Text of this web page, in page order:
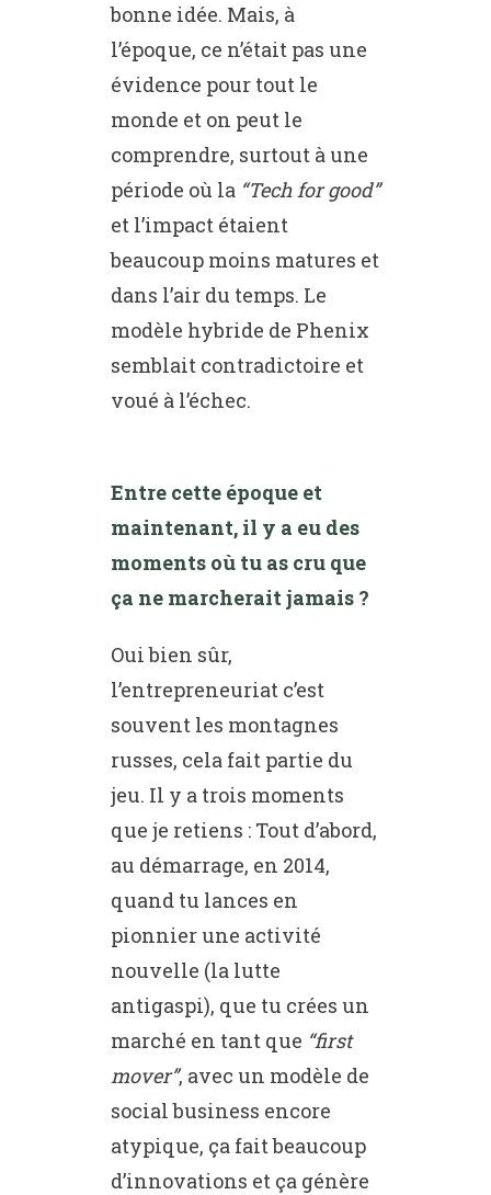
bonne idée. Mais, à
l’époque, ce n’était pas une
évidence pour tout le
monde et on peut le
comprendre, surtout à une
période où la “Tech for good”
et l’impact étaient
beaucoup moins matures et
dans l’air du temps. Le
modèle hybride de Phenix
semblait contradictoire et
voué à l’échec.
Entre cette époque et
maintenant, il y a eu des
moments où tu as cru que
ça ne marcherait jamais ?
Oui bien sûr,
l’entrepreneuriat c’est
souvent les montagnes
russes, cela fait partie du
jeu. Il y a trois moments
que je retiens : Tout d’abord,
au démarrage, en 2014,
quand tu lances en
pionnier une activité
nouvelle (la lutte
antigaspi), que tu crées un
marché en tant que “first
mover”, avec un modèle de
social business encore
atypique, ça fait beaucoup
d’innovations et ça génère